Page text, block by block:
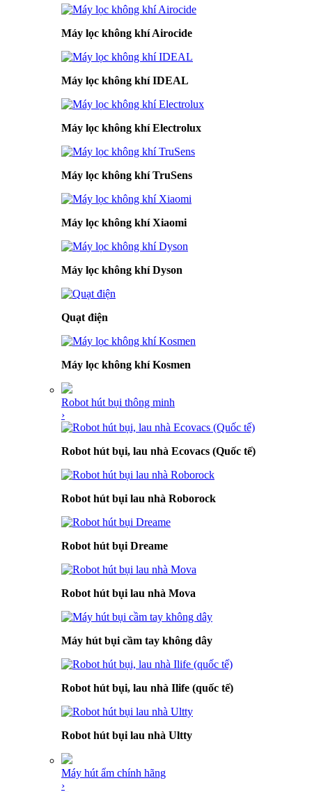
Máy lọc không khí Airocide
Máy lọc không khí IDEAL
Máy lọc không khí Electrolux
Máy lọc không khí TruSens
Máy lọc không khí Xiaomi
Máy lọc không khí Dyson
Quạt điện
Máy lọc không khí Kosmen
Robot hút bụi thông minh
›
Robot hút bụi, lau nhà Ecovacs (Quốc tế)
Robot hút bụi lau nhà Roborock
Robot hút bụi Dreame
Robot hút bụi lau nhà Mova
Máy hút bụi cầm tay không dây
Robot hút bụi, lau nhà Ilife (quốc tế)
Robot hút bụi lau nhà Ultty
Máy hút ẩm chính hãng
›